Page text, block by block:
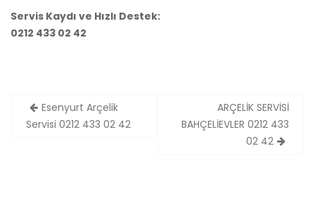
Servis Kaydı ve Hızlı Destek:
0212 433 02 42
Yazı
gezinmesi
Esenyurt Arçelik
Servisi 0212 433 02 42
ARÇELİK SERVİSİ
BAHÇELİEVLER 0212 433
02 42